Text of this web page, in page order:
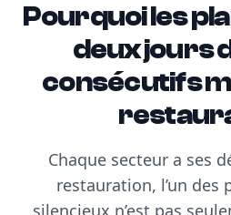
Pourquoi les
deux jours
consécutifs
Chaque secteur a ses
restauration, l’un des
silencieux n’est pas